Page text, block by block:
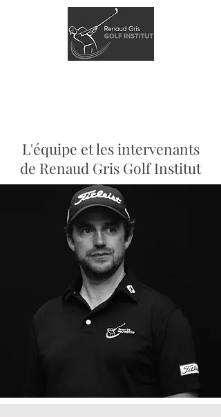
L'équipe et les intervenants
de Renaud Gris Golf Institut